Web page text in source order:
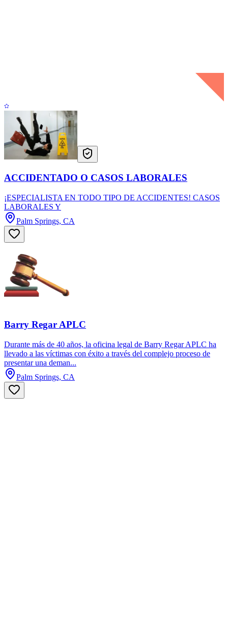
ACCIDENTADO O CASOS LABORALES
¡ESPECIALISTA EN TODO TIPO DE ACCIDENTES! CASOS
LABORALES Y
Palm Springs, CA
Barry Regar APLC
Durante más de 40 años, la oficina legal de Barry Regar APLC ha
llevado a las víctimas con éxito a través del complejo proceso de
presentar una deman...
Palm Springs, CA